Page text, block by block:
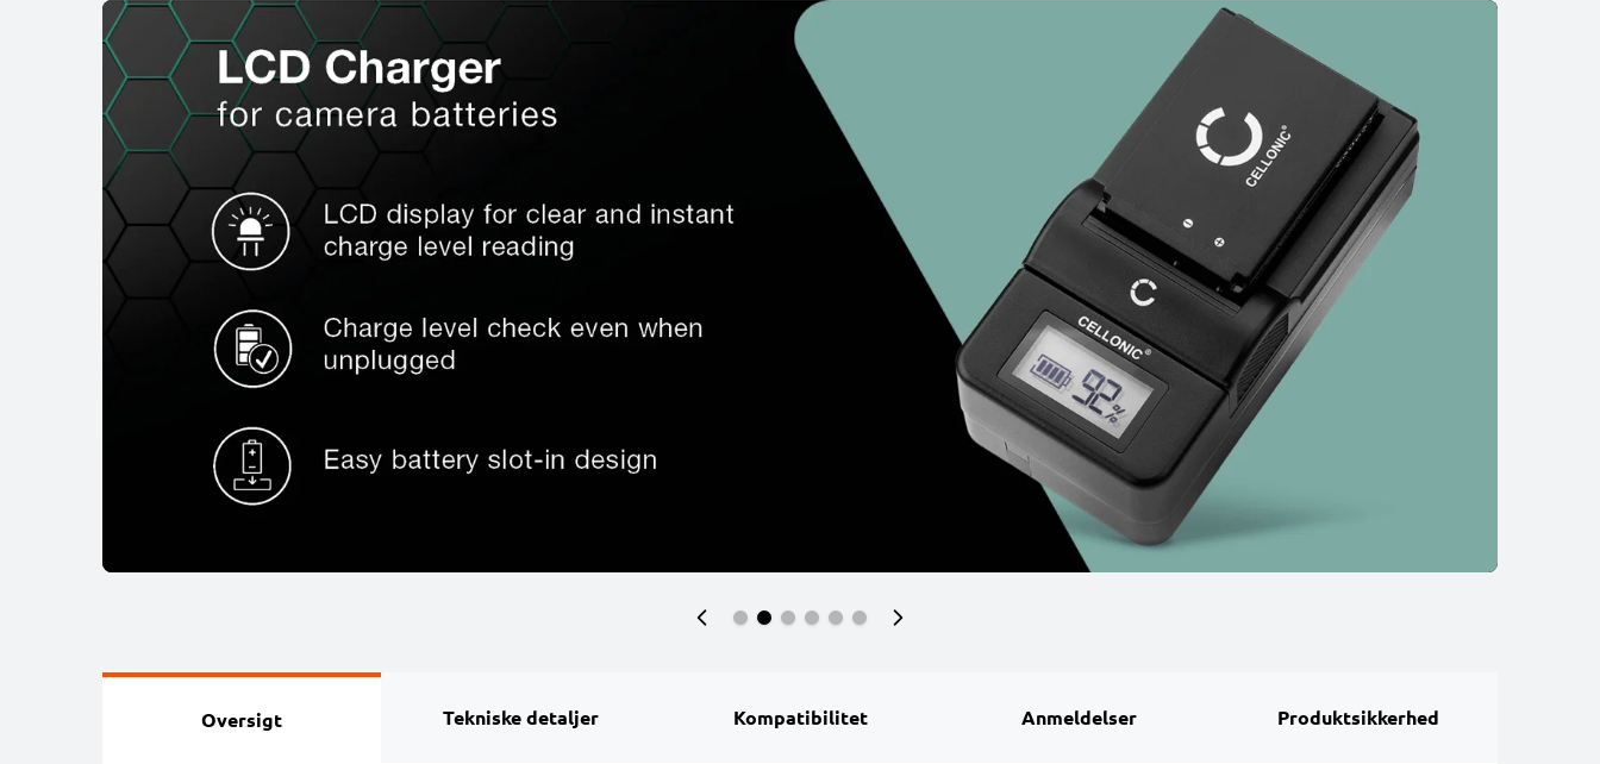
Oversigt Tekniske detaljer Kompatibilitet Anmeldelser Produktsikkerhed